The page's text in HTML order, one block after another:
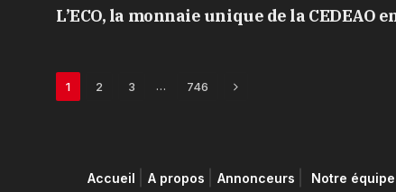
L’ECO, la monnaie unique de la
1 2 3 … 746 Next
Accueil A propos Annonceurs Notre équipe